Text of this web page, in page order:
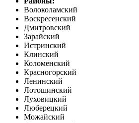
Волоколамский
Воскресенский
Дмитровский
Зарайский
Истринский
Клинский
Коломенский
Красногорский
Ленинский
Лотошинский
Луховицкий
Люберецкий
Можайский